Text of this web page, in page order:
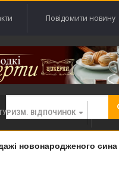
Повідомити новину
ВІДПОЧИНОК
новонародженого сина за